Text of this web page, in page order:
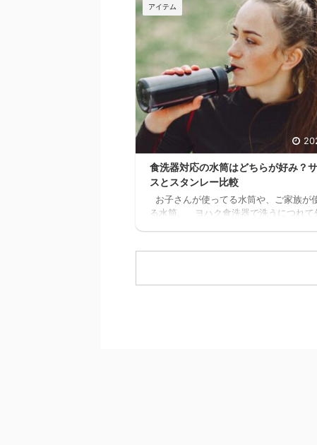
なぁ。何の話？ 本当に無料で大丈夫か、
も確認したけど、間違いなく無料だった
マ 11時間以上の無料セミナーが見れた上
どんどん、追加でセミナーが見れるんだ
スキマ このセミナー、学生の頃に見た
なぁ これ見てたら、恐らく人生変わって
ぁスキマ 社会人になりたての時でも良
た。 見てたらこんなに長く会社員やって
ったと思う。 もっと早くに独立して、
アイテム
食洗器対応の水筒はどちらが好み？
スとスタンレー比較
お子さんが使ってる水筒や、ご家族が
る水筒。 ヨハク食洗器で洗うにつれて
目がとっても残念な事になります。 ヨ
が家の水筒も、食洗器で洗うにつれて